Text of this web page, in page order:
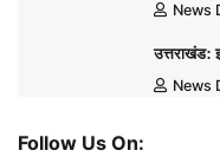
News
उत्तराखंड:
News
Follow Us On: